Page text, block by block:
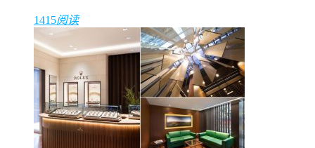
1415阅读